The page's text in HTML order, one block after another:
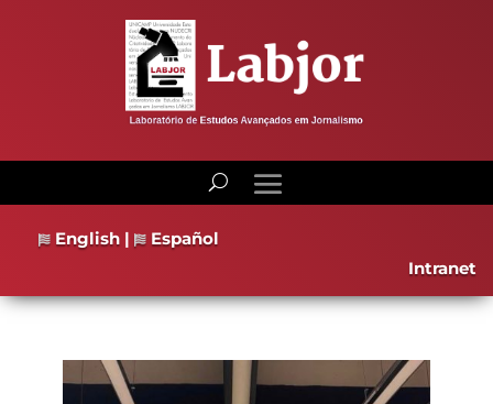
English |
Español
Intranet